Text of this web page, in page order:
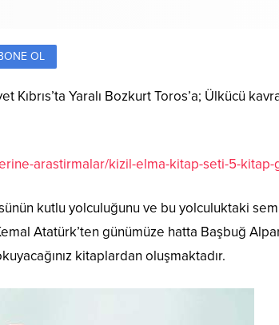
OL
Kıbrıs’ta Yaralı Bozkurt Toros’a; Ülkücü
arastirmalar/kizil-elma-kitap-seti-5-
kutlu yolculuğunu ve bu yolculuktaki
Atatürk’ten günümüze hatta Başbuğ
kitaplardan oluşmaktadır.